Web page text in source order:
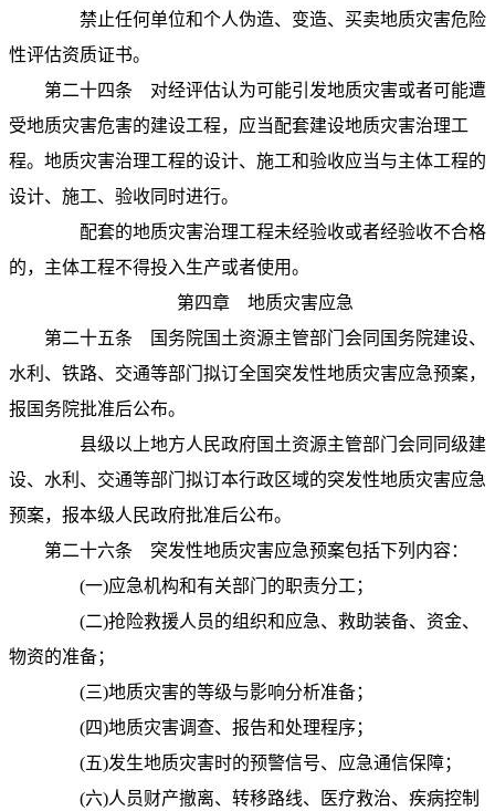
禁止任何单位和个人伪造、变造、买卖地质灾害危险
性评估资质证书。
第二十四条 对经评估认为可能引发地质灾害或者可能遭
受地质灾害危害的建设工程，应当配套建设地质灾害治理工
程。地质灾害治理工程的设计、施工和验收应当与主体工程的
设计、施工、验收同时进行。
配套的地质灾害治理工程未经验收或者经验收不合格
的，主体工程不得投入生产或者使用。
第四章 地质灾害应急
第二十五条 国务院国土资源主管部门会同国务院建设、
水利、铁路、交通等部门拟订全国突发性地质灾害应急预案，
报国务院批准后公布。
县级以上地方人民政府国土资源主管部门会同同级建
设、水利、交通等部门拟订本行政区域的突发性地质灾害应急
预案，报本级人民政府批准后公布。
第二十六条 突发性地质灾害应急预案包括下列内容：
(一)应急机构和有关部门的职责分工；
(二)抢险救援人员的组织和应急、救助装备、资金、
物资的准备；
(三)地质灾害的等级与影响分析准备；
(四)地质灾害调查、报告和处理程序；
(五)发生地质灾害时的预警信号、应急通信保障；
(六)人员财产撤离、转移路线、医疗救治、疾病控制